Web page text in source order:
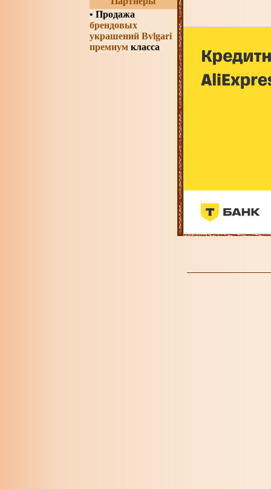
• Продажа
брендовых
украшений Bvlgari
премиум класса